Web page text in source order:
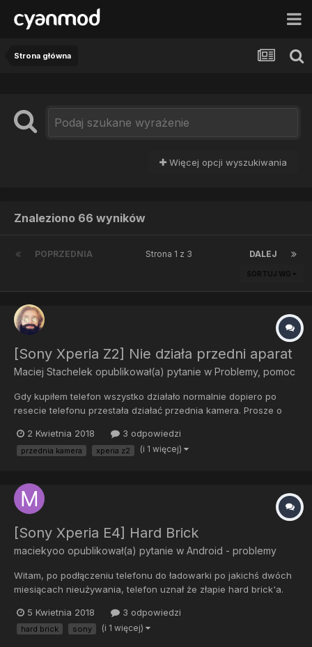
Strona główna
Więcej opcji wyszukiwania
Znaleziono 66 wyników
POPRZEDNIA DALEJ
Strona 1 z 3
SORTUJ WG
[Sony Xperia Z2] Nie działa przedni aparat
Maciej Stachelek opublikował(a) pytanie w Problemy, pomoc
Gdy kupiłem telefon wszystko działało normalnie dopiero po
resecie telefonu przestała działać przednia kamera. Prosze o
2 Kwietnia 2018
3 odpowiedzi
przednia kamera xperia z2 (i 1 więcej)
[Sony Xperia E4] Hard Brick
maciekyoo opublikował(a) pytanie w Android - problemy
Witam, po podłączeniu telefonu do ładowarki po jakichś dwóch
miesiącach nieużywania, telefon uznał że złapie hard brick'a.
dosłownie 3/4 sekundy w menedżerze zadań pokazuje się Inne
urządzenia --> S1boot Fastboot. No i tyle, nie wiem co mam zro...
5 Kwietnia 2018 3 odpowiedzi
hard brick sony (i 1 więcej)